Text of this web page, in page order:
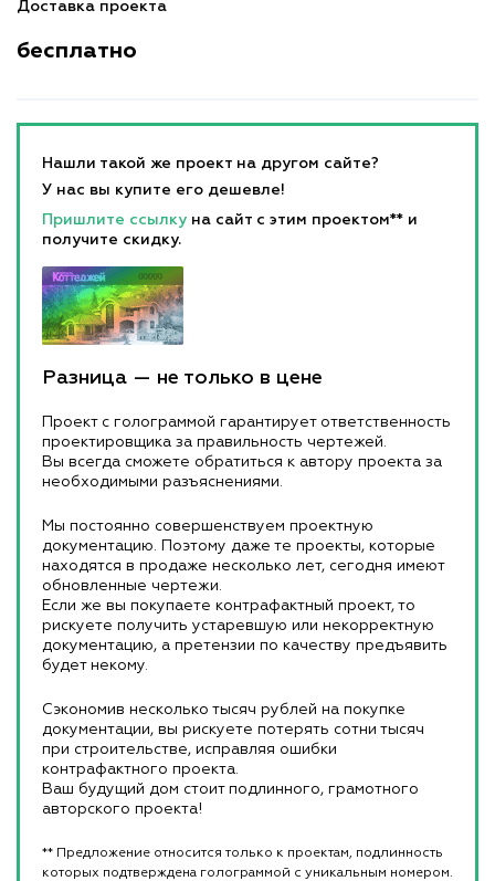
Доставка проекта
бесплатно
Нашли такой же проект на другом сайте?
У нас вы купите его дешевле!
Пришлите ссылку на сайт с этим проектом** и
получите скидку.
Разница — не только в цене
Проект с голограммой гарантирует ответственность
проектировщика за правильность чертежей.
Вы всегда сможете обратиться к автору проекта за
необходимыми разъяснениями.
Мы постоянно совершенствуем проектную
документацию. Поэтому даже те проекты, которые
находятся в продаже несколько лет, сегодня имеют
обновленные чертежи.
Если же вы покупаете контрафактный проект, то
рискуете получить устаревшую или некорректную
документацию, а претензии по качеству предъявить
будет некому.
Сэкономив несколько тысяч рублей на покупке
документации, вы рискуете потерять сотни тысяч
при строительстве, исправляя ошибки
контрафактного проекта.
Ваш будущий дом стоит подлинного, грамотного
авторского проекта!
** Предложение относится только к проектам, подлинность
которых подтверждена голограммой с уникальным номером.